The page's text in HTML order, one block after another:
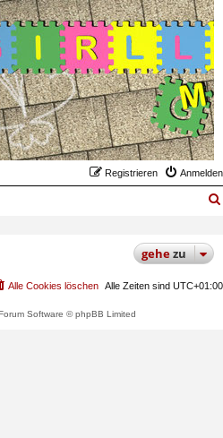
Anmelden
Registrieren
gehezu
Alle Zeiten sind UTC+01:00
Alle Cookies löschen
Software © phpBB Limited